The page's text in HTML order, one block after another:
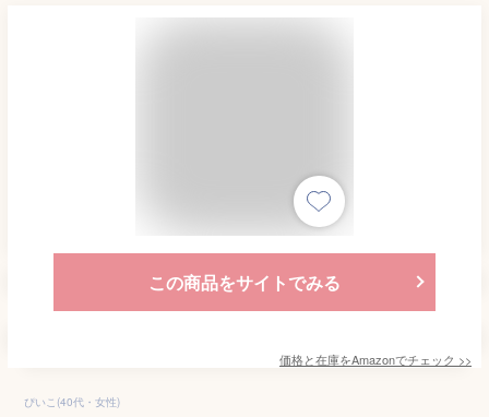
この商品をサイトでみる
価格と在庫をAmazonでチェック >>
ぴいこ(40代・女性)